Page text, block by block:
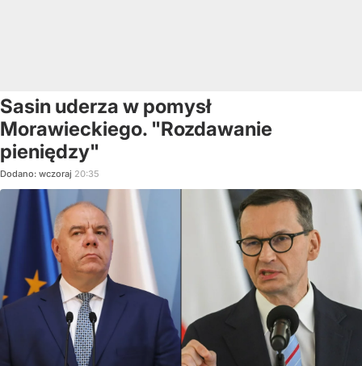
Sasin uderza w pomysł
Morawieckiego. "Rozdawanie
pieniędzy"
Dodano: wczoraj 20:35